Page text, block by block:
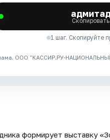
Скопировать
1 шаг. Скопируйте
ООО "КАССИР.РУ-НАЦИОНАЛЬНЫЙ
формирует выставку